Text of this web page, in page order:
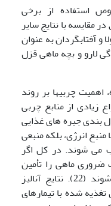
استفاده از برخی
مقایسه با نتایج سایر
و آفتابگردان به عنوان
لارو و بچه ماهی قزل
چربیها بر روند
زیادی از منابع چربی
بندی جیره های غذایی
انرژی، بلکه منبعی
می شوند. در کل اگر
ماهی را تأمین
نمایند، باعث رشد کافی ماهی می شوند (22). نتایج آنالیز
شده با تیمارهای